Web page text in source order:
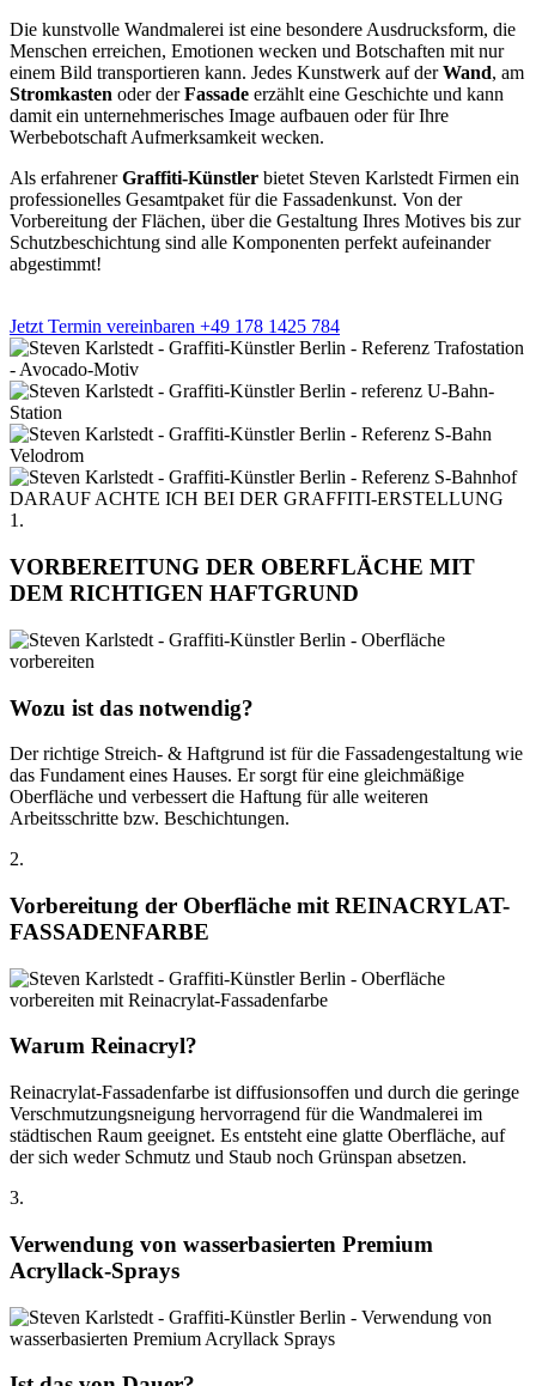
Die kunstvolle Wandmalerei ist eine besondere Ausdrucksform, die
Menschen erreichen, Emotionen wecken und Botschaften mit nur
einem Bild transportieren kann. Jedes Kunstwerk auf derWand, am
Stromkasten oder derFassade erzählt eine Geschichte und kann
damit ein unternehmerisches Image aufbauen oder für Ihre
Werbebotschaft Aufmerksamkeit wecken.
Als erfahrenerGraffiti-Künstler bietet Steven Karlstedt Firmen ein
professionelles Gesamtpaket für die Fassadenkunst. Von der
Vorbereitung der Flächen, über die Gestaltung Ihres Motives bis zur
Schutzbeschichtung sind alle Komponenten perfekt aufeinander
abgestimmt!
Jetzt Termin vereinbaren +49 178 1425 784
DARAUF ACHTE ICH BEI DER GRAFFITI-ERSTELLUNG
1.
VORBEREITUNG DER OBERFLÄCHE MIT
DEM RICHTIGEN HAFTGRUND
Wozu ist das notwendig?
Der richtige Streich- & Haftgrund ist für die Fassadengestaltung wie
das Fundament eines Hauses. Er sorgt für eine gleichmäßige
Oberfläche und verbessert die Haftung für alle weiteren
Arbeitsschritte bzw. Beschichtungen.
2.
Vorbereitung der Oberfläche mit REINACRYLAT-
FASSADENFARBE
Warum Reinacryl?
Reinacrylat-Fassadenfarbe ist diffusionsoffen und durch die geringe
Verschmutzungsneigung hervorragend für die Wandmalerei im
städtischen Raum geeignet. Es entsteht eine glatte Oberfläche, auf
der sich weder Schmutz und Staub noch Grünspan absetzen.
3.
Verwendung von wasserbasierten Premium
Acryllack-Sprays